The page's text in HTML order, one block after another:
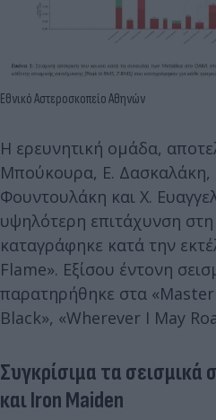
Εθνικό Αστεροσκοπείο Αθηνών
Η ερευνητική ομάδα,
Μπούκουρα, Ε. Δασκαλάκη,
Φουντουλάκη και Χ.
υψηλότερη επιτάχυνση
καταγράφηκε κατά την
Flame». Εξίσου έντονη
παρατηρήθηκε στα
Black», «Wherever I May
Συγκρίσιμα τα σεισμικά
και Iron Maiden